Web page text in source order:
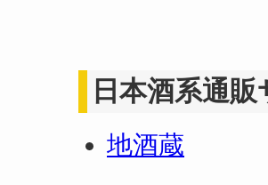
日本酒系通
地酒蔵